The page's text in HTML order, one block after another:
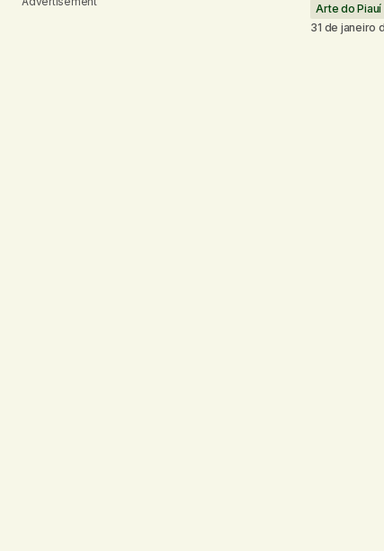
Arte do Piauí
31 de janeiro